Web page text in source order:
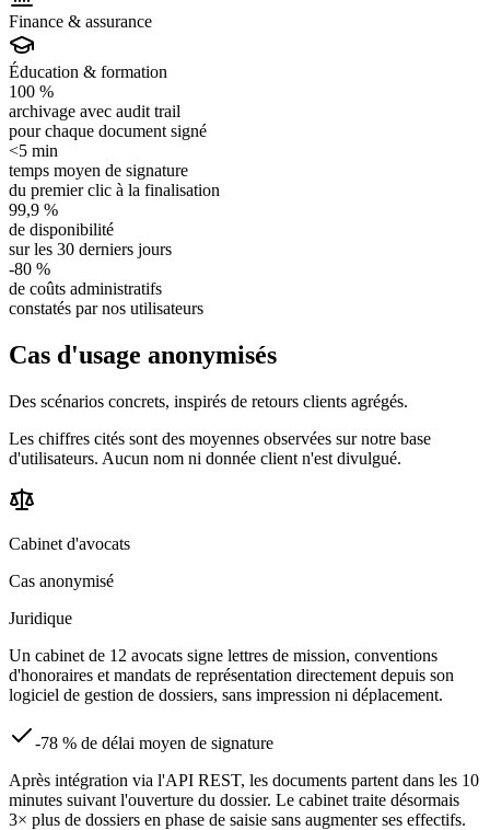
Finance & assurance
Éducation & formation
100 %
archivage avec audit trail
pour chaque document signé
<5 min
temps moyen de signature
du premier clic à la finalisation
99,9 %
de disponibilité
sur les 30 derniers jours
-80 %
de coûts administratifs
constatés par nos utilisateurs
Cas d'usage anonymisés
Des scénarios concrets, inspirés de retours clients agrégés.
Les chiffres cités sont des moyennes observées sur notre base
d'utilisateurs. Aucun nom ni donnée client n'est divulgué.
Cabinet d'avocats
Cas anonymisé
Juridique
Un cabinet de 12 avocats signe lettres de mission, conventions
d'honoraires et mandats de représentation directement depuis son
logiciel de gestion de dossiers, sans impression ni déplacement.
-78 % de délai moyen de signature
Après intégration via l'API REST, les documents partent dans les 10
minutes suivant l'ouverture du dossier. Le cabinet traite désormais
3× plus de dossiers en phase de saisie sans augmenter ses effectifs.